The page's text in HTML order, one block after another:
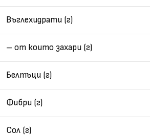
Въглехидрати (г)
– oт които захари (г)
Белтъци (г)
Фибри (г)
Сол (г)